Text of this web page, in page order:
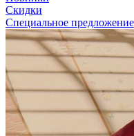
Скидки
Специальное предложение